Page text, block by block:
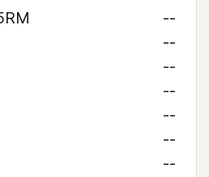
--
--
--
--
--
--
--